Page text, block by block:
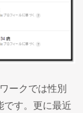
ークでは性別
です。更に最近